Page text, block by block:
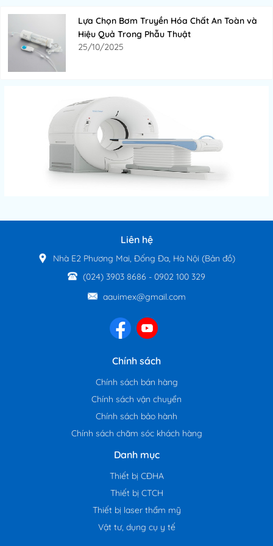
Lựa Chọn Bơm Truyền Hóa Chất An Toàn và
Hiệu Quả Trong Phẫu Thuật
25/10/2025
Liên hệ
Nhà E2 Phương Mai, Đống Đa, Hà Nội (Bản đồ)
(024) 3903 8686 - 0902 100 329
aauimex@gmail.com
Chính sách
Chính sách bán hàng
Chính sách vận chuyển
Chính sách bảo hành
Chính sách chăm sóc khách hàng
Danh mục
Thiết bị CĐHA
Thiết bị CTCH
Thiết bị laser thẩm mỹ
Vật tư, dụng cụ y tế